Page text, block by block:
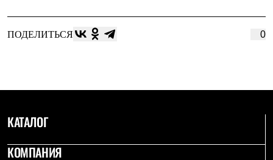
Брюки
Флисовая одежда
Куртки
Лёгкая одежда
Рубашки
Толстовки
ПОДЕЛИТЬСЯ 0
КАТАЛОГ
КОМПАНИЯ